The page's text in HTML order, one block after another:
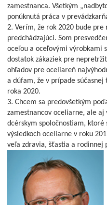
zamestnanca. Všetkým
ponúknutá práca v
2. Verím, že rok 2020 bude pre
predchádzajúci. Som
oceľou a oceľovými výrobkami
dostatok zákaziek pre
ohľadov pre oceliareň
a dúfam, že v prípade súčasnej
roka 2020.
3. Chcem sa predovšetkým
zamestnancov oceliarne, ale aj
dcérskym spoločnostiam,
výsledkoch oceliarne v roku
veľa zdravia, šťastia a rodinnej